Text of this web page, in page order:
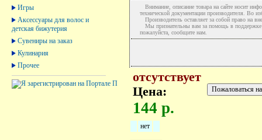
Игры
Аксессуары для волос и
детская бижутерия
Сувениры на заказ
Кулинария
Прочее
Внимание, описание товара на сайте носит
технической документации производителя. Во
Производитель оставляет за собой право на
Мы признательны вам за помощь в поддержке
пожалуйста, сообщите нам.
отсутствует
Цена:
144 р.
нет